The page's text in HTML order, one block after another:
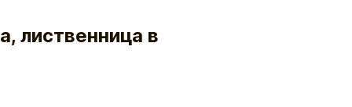
лиственница в